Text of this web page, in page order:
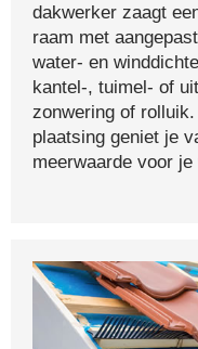
dakwerker zaagt
raam met
water- en
kantel-, tuimel- of
zonwering of
plaatsing geniet je
meerwaarde voor je